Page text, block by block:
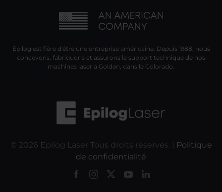
Epilog est fière d'être une entreprise américaine. Depuis 1988, nous
concevons, fabriquons et assurons le support technique de nos
machines laser à Golden, dans le Colorado.
© 2026 Epilog Laser Tous droits réservés. | Politique
de confidentialité